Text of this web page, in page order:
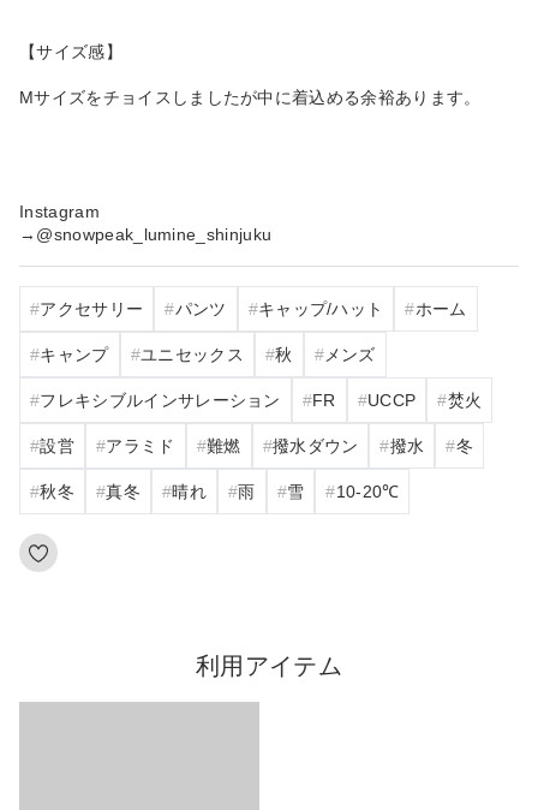
【サイズ感】
Mサイズをチョイスしましたが中に着込める余裕あります。
Instagram
→@snowpeak_lumine_shinjuku
アクセサリー パンツ キャップ/ハット ホーム
キャンプ ユニセックス 秋 メンズ
フレキシブルインサレーション FR UCCP 焚火
設営 アラミド 難燃 撥水ダウン 撥水 冬
秋冬 真冬 晴れ 雨 雪 10‐20℃
利用アイテム